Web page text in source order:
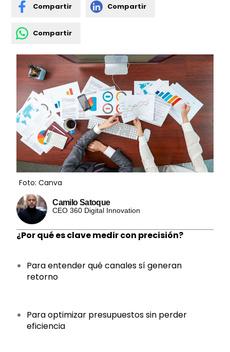
Compartir Compartir
Compartir
Foto: Canva
Camilo Satoque
CEO 360 Digital Innovation
¿Por qué es clave medir con precisión?
Para entender qué canales sí generan
retorno
Para optimizar presupuestos sin perder
eficiencia